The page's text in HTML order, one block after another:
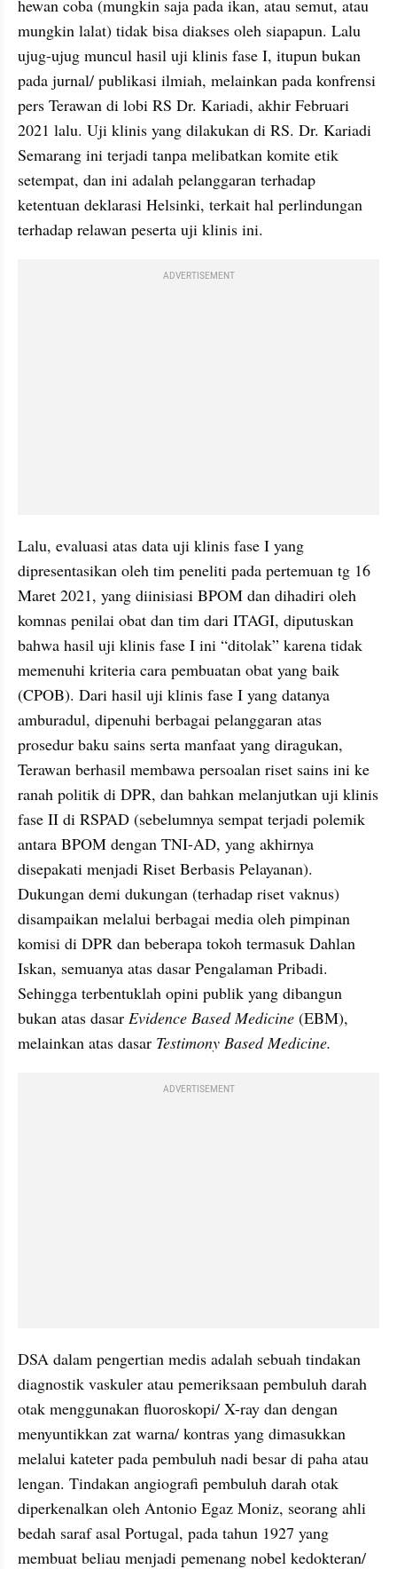
hewan coba (mungkin saja pada ikan, atau semut, atau
mungkin lalat) tidak bisa diakses oleh siapapun. Lalu
ujug-ujug muncul hasil uji klinis fase I, itupun bukan
pada jurnal/ publikasi ilmiah, melainkan pada konfrensi
pers Terawan di lobi RS Dr. Kariadi, akhir Februari
2021 lalu. Uji klinis yang dilakukan di RS. Dr. Kariadi
Semarang ini terjadi tanpa melibatkan komite etik
setempat, dan ini adalah pelanggaran terhadap
ketentuan deklarasi Helsinki, terkait hal perlindungan
terhadap relawan peserta uji klinis ini.
ADVERTISEMENT
Lalu, evaluasi atas data uji klinis fase I yang
dipresentasikan oleh tim peneliti pada pertemuan tg 16
Maret 2021, yang diinisiasi BPOM dan dihadiri oleh
komnas penilai obat dan tim dari ITAGI, diputuskan
bahwa hasil uji klinis fase I ini “ditolak” karena tidak
memenuhi kriteria cara pembuatan obat yang baik
(CPOB). Dari hasil uji klinis fase I yang datanya
amburadul, dipenuhi berbagai pelanggaran atas
prosedur baku sains serta manfaat yang diragukan,
Terawan berhasil membawa persoalan riset sains ini ke
ranah politik di DPR, dan bahkan melanjutkan uji klinis
fase II di RSPAD (sebelumnya sempat terjadi polemik
antara BPOM dengan TNI-AD, yang akhirnya
disepakati menjadi Riset Berbasis Pelayanan).
Dukungan demi dukungan (terhadap riset vaknus)
disampaikan melalui berbagai media oleh pimpinan
komisi di DPR dan beberapa tokoh termasuk Dahlan
Iskan, semuanya atas dasar Pengalaman Pribadi.
Sehingga terbentuklah opini publik yang dibangun
bukan atas dasar Evidence Based Medicine (EBM),
melainkan atas dasar Testimony Based Medicine.
ADVERTISEMENT
DSA dalam pengertian medis adalah sebuah tindakan
diagnostik vaskuler atau pemeriksaan pembuluh darah
otak menggunakan fluoroskopi/ X-ray dan dengan
menyuntikkan zat warna/ kontras yang dimasukkan
melalui kateter pada pembuluh nadi besar di paha atau
lengan. Tindakan angiografi pembuluh darah otak
diperkenalkan oleh Antonio Egaz Moniz, seorang ahli
bedah saraf asal Portugal, pada tahun 1927 yang
membuat beliau menjadi pemenang nobel kedokteran/